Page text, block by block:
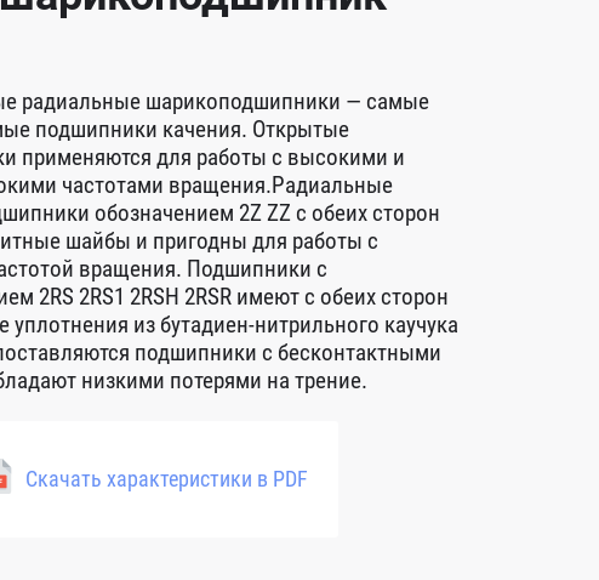
радиальные шарикоподшипники — самые
подшипники качения. Открытые
применяются для работы с высокими и
частотами вращения.Радиальные
обозначением 2Z ZZ с обеих сторон
шайбы и пригодны для работы с
вращения. Подшипники с
2RS 2RS1 2RSH 2RSR имеют с обеих сторон
уплотнения из бутадиен-нитрильного каучука
подшипники с бесконтактными
низкими потерями на трение.
Скачать характеристики в PDF